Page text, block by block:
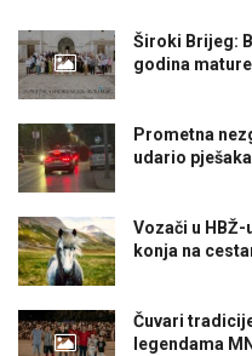
Široki Brijeg:
godina mature
Prometna
udario
Vozači u
konja na
Čuvari
legendama